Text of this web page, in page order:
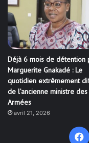
Déjà 6 mois de détention
Marguerite Gnakadé : Le
quotidien extrêmement
de l’ancienne ministre des
Armées
avril 21, 2026